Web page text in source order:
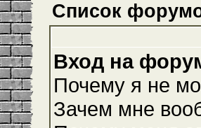
Список
Вход на
Почему я не
Зачем мне